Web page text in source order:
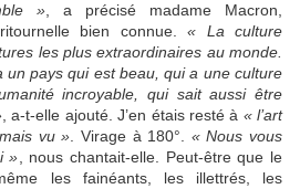
» , a précisé madame Macron,
bien connue. « La culture
les plus extraordinaires au monde.
un pays qui est beau, qui a une culture
incroyable, qui sait aussi être
, a-t-elle ajouté. J’en étais resté à « l’art
vu » . Virage à 180°. « Nous vous
» , nous chantait-elle. Peut-être que le
les fainéants, les illettrés, les